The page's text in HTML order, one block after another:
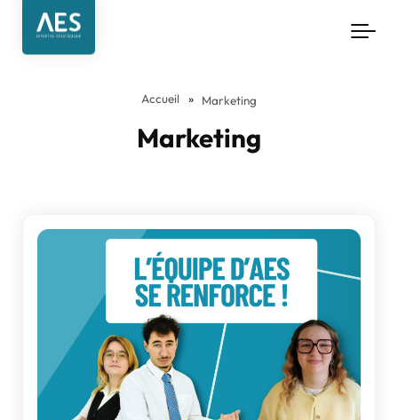
Aller au contenu principal
Accueil » Marketing
Marketing